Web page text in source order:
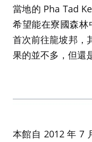
當地的 Pha Tad
希望能在寮國森
首次前往龍坡邦，
果的並不多，但還
本館自 2012 年 7